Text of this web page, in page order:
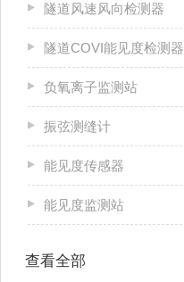
隧道风速风向检测器
隧道COVI能见度检测器
负氧离子监测站
振弦测缝计
能见度传感器
能见度监测站
查看全部